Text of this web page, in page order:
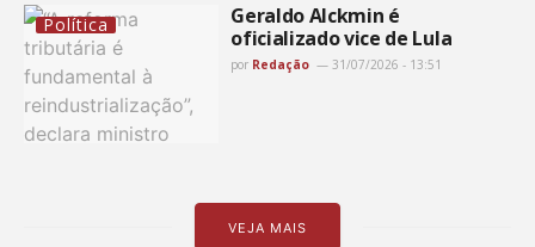
Política
Geraldo Alckmin é
oficializado vice de Lula
por Redação 31/07/2026 - 13:51
VEJA MAIS